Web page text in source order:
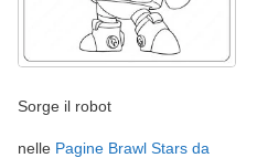
Sorge il robot
nelle Pagine Brawl Stars da